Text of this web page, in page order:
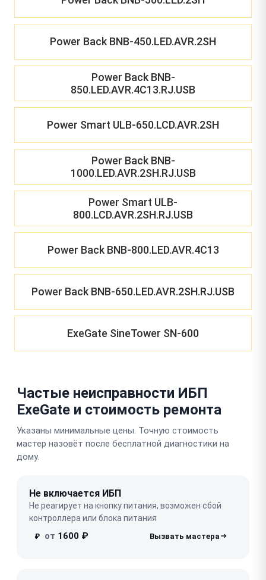
Power Back BNB-450.LED.AVR.2SH
Power Back BNB-
850.LED.AVR.4C13.RJ.USB
Power Smart ULB-650.LCD.AVR.2SH
Power Back BNB-
1000.LED.AVR.2SH.RJ.USB
Power Smart ULB-
800.LCD.AVR.2SH.RJ.USB
Power Back BNB-800.LED.AVR.4C13
Power Back BNB-650.LED.AVR.2SH.RJ.USB
ExeGate SineTower SN-600
Частые неисправности ИБП
ExeGate и стоимость ремонта
Указаны минимальные цены. Точную стоимость
мастер назовёт после бесплатной диагностики на
дому.
Не включается ИБП
Не реагирует на кнопку питания, возможен сбой
контроллера или блока питания
₽ от 1600 ₽